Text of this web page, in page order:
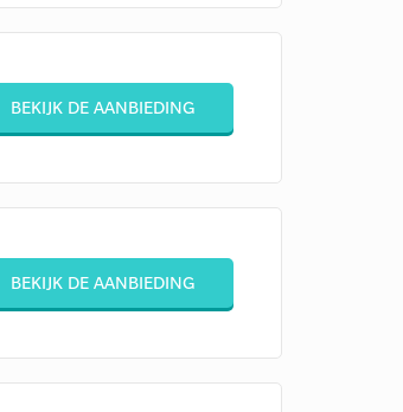
BEKIJK DE AANBIEDING
BEKIJK DE AANBIEDING